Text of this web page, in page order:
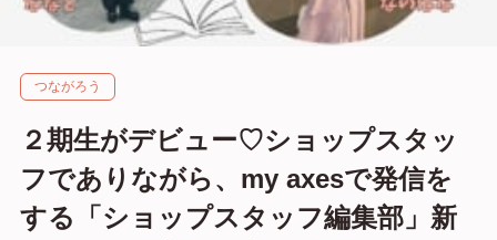
つながろう
２期生がデビュー♡ショップスタッ
フでありながら、my axesで発信を
する「ショップスタッフ編集部」新